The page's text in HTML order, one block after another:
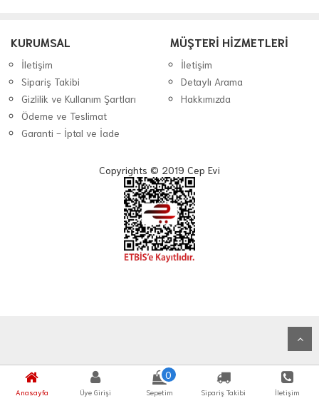
Anasayfa Üye Girişi
0
Sepetim Sipariş Takibi İletişim
KURUMSAL
İletişim
Sipariş Takibi
Gizlilik ve Kullanım Şartları
Ödeme ve Teslimat
Garanti - İptal ve İade
MÜŞTERİ HİZMETLERİ
İletişim
Detaylı Arama
Hakkımızda
Copyrights © 2019 Cep Evi